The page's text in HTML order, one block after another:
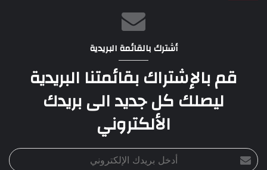
أشترك بالقائمة البريدية
قم بالإشتراك بقائمتنا البريدية
ليصلك كل جديد الى بريدك
الألكتروني
أدخل
بريدك